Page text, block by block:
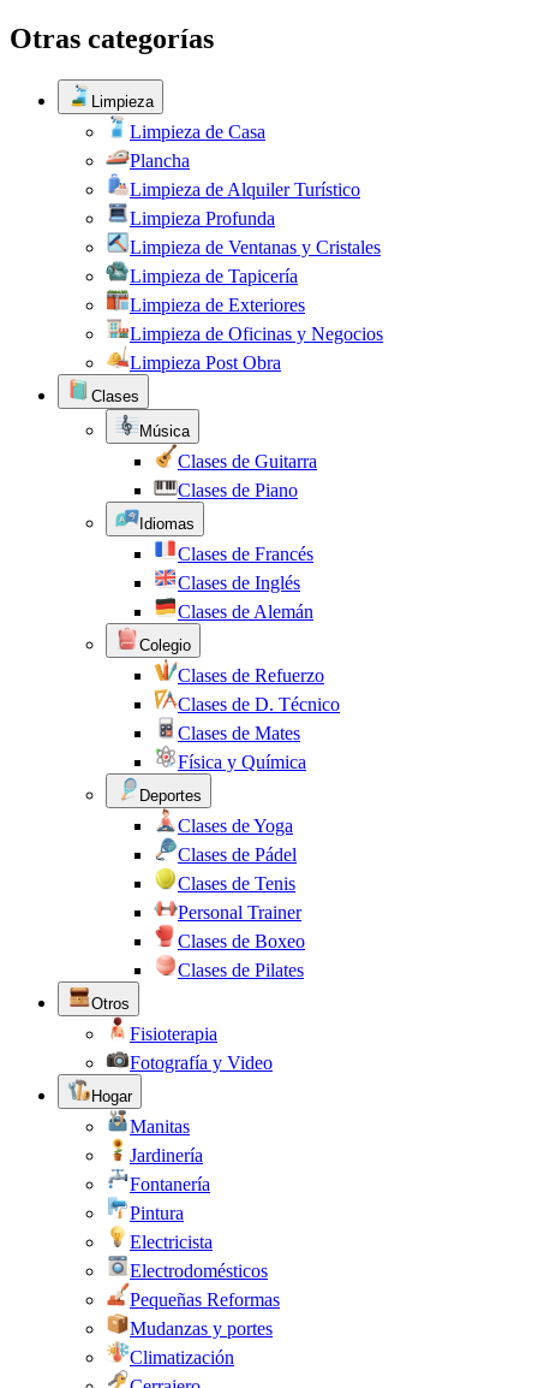
Otras categorías
Limpieza
Limpieza de Casa
Plancha
Limpieza de Alquiler Turístico
Limpieza Profunda
Limpieza de Ventanas y Cristales
Limpieza de Tapicería
Limpieza de Exteriores
Limpieza de Oficinas y Negocios
Limpieza Post Obra
Clases
Música
Clases de Guitarra
Clases de Piano
Idiomas
Clases de Francés
Clases de Inglés
Clases de Alemán
Colegio
Clases de Refuerzo
Clases de D. Técnico
Clases de Mates
Física y Química
Deportes
Clases de Yoga
Clases de Pádel
Clases de Tenis
Personal Trainer
Clases de Boxeo
Clases de Pilates
Otros
Fisioterapia
Fotografía y Video
Hogar
Manitas
Jardinería
Fontanería
Pintura
Electricista
Electrodomésticos
Pequeñas Reformas
Mudanzas y portes
Climatización